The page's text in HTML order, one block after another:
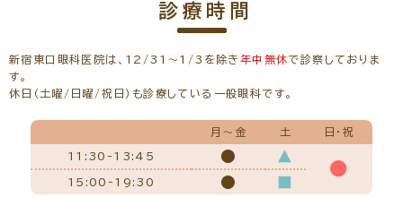
診療時間
新宿東口眼科医院は、12/31～1/3を除き 年中無休で診察しておりま
す。
休日（土曜/日曜/祝日）も診療している一般眼科です。
月～金 土 日・祝
11:30-13:45 ● ▲
●
15:00-19:30 ●